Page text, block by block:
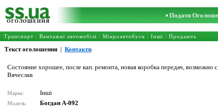
ОГОЛОШЕННЯ
Подати
Транспорт : Вантажні автомобілі : Мікроавтобуси : Інші : Продають
Текст оголошення | Контакти
Состояние хорошее, после кап. ремонта, новая коробка передач,
Вячеслав
Марка: Інші
Модель: Богдан А-092